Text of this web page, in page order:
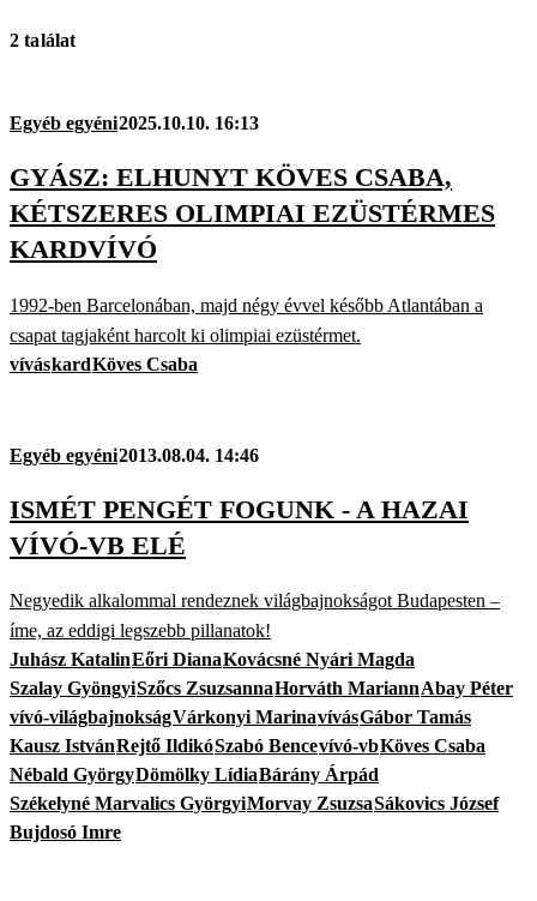
2 találat
Egyéb egyéni2025.10.10. 16:13
GYÁSZ: ELHUNYT KÖVES CSABA,
KÉTSZERES OLIMPIAI EZÜSTÉRMES
KARDVÍVÓ
1992-ben Barcelonában, majd négy évvel később Atlantában a
csapat tagjaként harcolt ki olimpiai ezüstérmet.
víváskardKöves Csaba
Egyéb egyéni2013.08.04. 14:46
ISMÉT PENGÉT FOGUNK - A HAZAI
VÍVÓ-VB ELÉ
Negyedik alkalommal rendeznek világbajnokságot Budapesten –
íme, az eddigi legszebb pillanatok!
Juhász KatalinEőri DianaKovácsné Nyári Magda
Szalay GyöngyiSzőcs ZsuzsannaHorváth MariannAbay Péter
vívó-világbajnokságVárkonyi MarinavívásGábor Tamás
Kausz IstvánRejtő IldikóSzabó Bencevívó-vbKöves Csaba
Nébald GyörgyDömölky LídiaBárány Árpád
Székelyné Marvalics GyörgyiMorvay ZsuzsaSákovics József
Bujdosó Imre